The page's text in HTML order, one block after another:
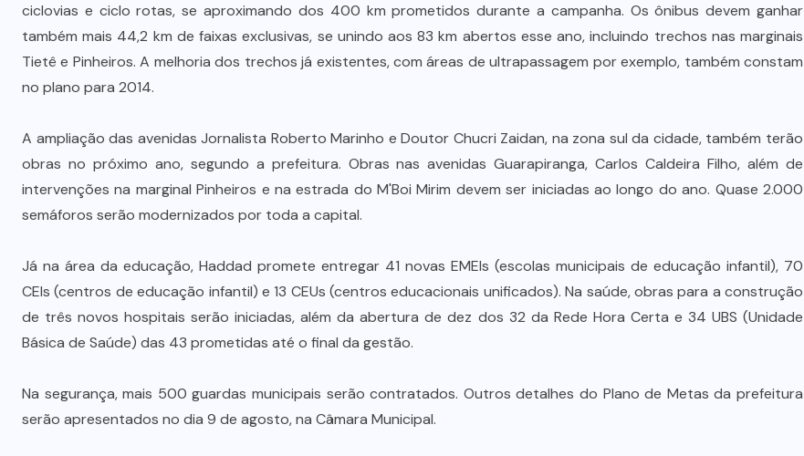
ciclovias e ciclo rotas, se aproximando dos 400 km prometidos durante a campanha. Os ônibus devem ganhar
também mais 44,2 km de faixas exclusivas, se unindo aos 83 km abertos esse ano, incluindo trechos nas marginais
Tietê e Pinheiros. A melhoria dos trechos já existentes, com áreas de ultrapassagem por exemplo, também constam
no plano para 2014.
A ampliação das avenidas Jornalista Roberto Marinho e Doutor Chucri Zaidan, na zona sul da cidade, também terão
obras no próximo ano, segundo a prefeitura. Obras nas avenidas Guarapiranga, Carlos Caldeira Filho, além de
intervenções na marginal Pinheiros e na estrada do M'Boi Mirim devem ser iniciadas ao longo do ano. Quase 2.000
semáforos serão modernizados por toda a capital.
Já na área da educação, Haddad promete entregar 41 novas EMEIs (escolas municipais de educação infantil), 70
CEIs (centros de educação infantil) e 13 CEUs (centros educacionais unificados). Na saúde, obras para a construção
de três novos hospitais serão iniciadas, além da abertura de dez dos 32 da Rede Hora Certa e 34 UBS (Unidade
Básica de Saúde) das 43 prometidas até o final da gestão.
Na segurança, mais 500 guardas municipais serão contratados. Outros detalhes do Plano de Metas da prefeitura
serão apresentados no dia 9 de agosto, na Câmara Municipal.
Vale-refeição cobre apenas 9 dias